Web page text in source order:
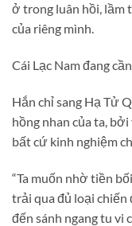
ở trong luân hồi, lầm
của riêng mình.
Cái Lạc Nam đang
Hắn chỉ sang Hạ Tử
hồng nhan của ta,
bất cứ kinh nghiệm
“Ta muốn nhờ tiền
trải qua đủ loại chiến
đến sánh ngang tu vi